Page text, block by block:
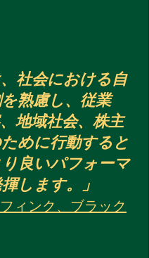
、社会における自
熟慮し、従業
地域社会、株主
めに行動すると
良いパフォーマ
します。」
ィンク、ブラック